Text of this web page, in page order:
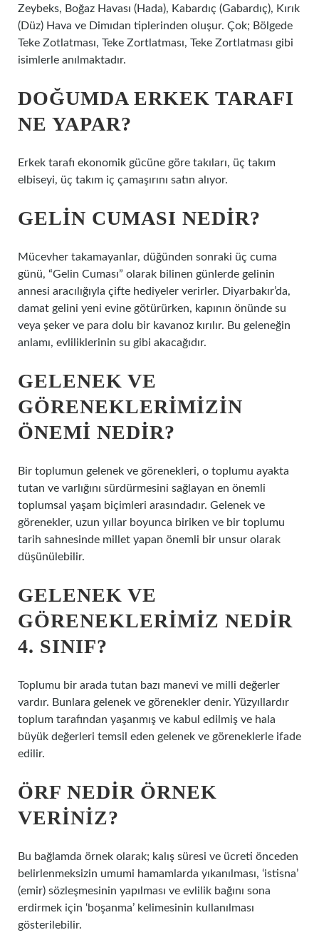
Zeybeks, Boğaz Havası (Hada), Kabardıç (Gabardıç), Kırık
(Düz) Hava ve Dimıdan tiplerinden oluşur. Çok; Bölgede
Teke Zotlatması, Teke Zortlatması, Teke Zortlatması gibi
isimlerle anılmaktadır.
DOĞUMDA ERKEK TARAFI
NE YAPAR?
Erkek tarafı ekonomik gücüne göre takıları, üç takım
elbiseyi, üç takım iç çamaşırını satın alıyor.
GELIN CUMASI NEDIR?
Mücevher takamayanlar, düğünden sonraki üç cuma
günü, “Gelin Cuması” olarak bilinen günlerde gelinin
annesi aracılığıyla çifte hediyeler verirler. Diyarbakır’da,
damat gelini yeni evine götürürken, kapının önünde su
veya şeker ve para dolu bir kavanoz kırılır. Bu geleneğin
anlamı, evliliklerinin su gibi akacağıdır.
GELENEK VE
GÖRENEKLERIMIZIN
ÖNEMI NEDIR?
Bir toplumun gelenek ve görenekleri, o toplumu ayakta
tutan ve varlığını sürdürmesini sağlayan en önemli
toplumsal yaşam biçimleri arasındadır. Gelenek ve
görenekler, uzun yıllar boyunca biriken ve bir toplumu
tarih sahnesinde millet yapan önemli bir unsur olarak
düşünülebilir.
GELENEK VE
GÖRENEKLERIMIZ NEDIR
4. SINIF?
Toplumu bir arada tutan bazı manevi ve milli değerler
vardır. Bunlara gelenek ve görenekler denir. Yüzyıllardır
toplum tarafından yaşanmış ve kabul edilmiş ve hala
büyük değerleri temsil eden gelenek ve göreneklerle ifade
edilir.
ÖRF NEDIR ÖRNEK
VERINIZ?
Bu bağlamda örnek olarak; kalış süresi ve ücreti önceden
belirlenmeksizin umumi hamamlarda yıkanılması, ‘istisna’
(emir) sözleşmesinin yapılması ve evlilik bağını sona
erdirmek için ‘boşanma’ kelimesinin kullanılması
gösterilebilir.